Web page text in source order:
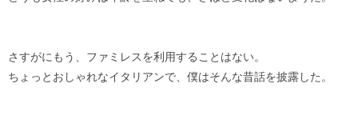
さすがにもう、ファミレスを利用することはない。
ちょっとおしゃれなイタリアンで、僕はそんな昔話を披露した。